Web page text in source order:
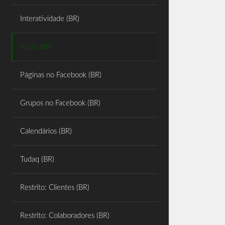
Interatividade (BR)
Posts (BR)
Páginas no Facebook (BR)
Grupos no Facebook (BR)
Calendários (BR)
Tudaq (BR)
Restrito: Clientes (BR)
Restrito: Colaboradores (BR)